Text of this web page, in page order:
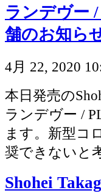
ランデヴー
舗のお知ら
4月 22, 2020
本日発売の
ランデヴー /
ます。新型コ
奨できないと
Shohei